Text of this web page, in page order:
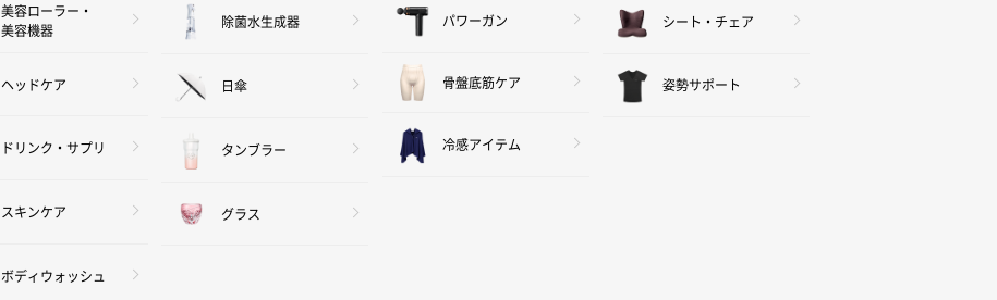
美容ローラー・
美容機器
ヘッドケア
ドリンク・サプリ
スキンケア
ボディウォッシュ
除菌水生成器
日傘
タンブラー
グラス
パワーガン
骨盤底筋ケア
冷感アイテム
シート・チェア
姿勢サポート